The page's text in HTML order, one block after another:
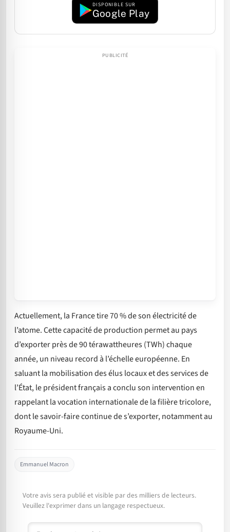
DISPONIBLE SUR
Google Play
Actuellement, la France tire 70 % de son électricité de
l’atome. Cette capacité de production permet au pays
d’exporter près de 90 térawattheures (TWh) chaque
année, un niveau record à l’échelle européenne. En
saluant la mobilisation des élus locaux et des services de
l’État, le président français a conclu son intervention en
rappelant la vocation internationale de la filière tricolore,
dont le savoir-faire continue de s’exporter, notamment au
Royaume-Uni.
Emmanuel Macron
Votre avis sera publié et visible par des milliers de lecteurs.
Veuillez l'exprimer dans un langage respectueux.
Commentaire